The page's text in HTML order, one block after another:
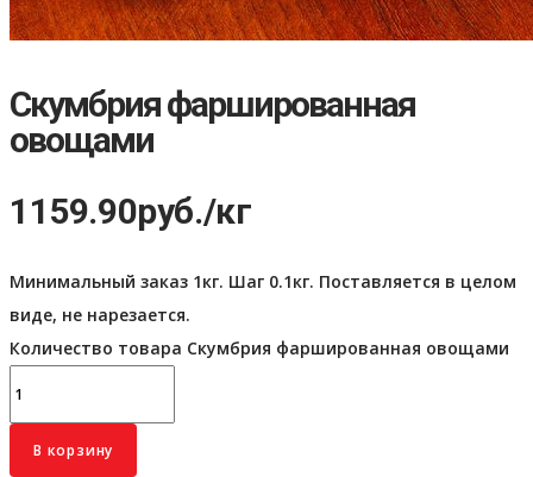
Скумбрия фаршированная
овощами
1159.90руб./кг
Минимальный заказ 1кг. Шаг 0.1кг. Поставляется в целом
виде, не нарезается.
Количество товара Скумбрия фаршированная овощами
В корзину